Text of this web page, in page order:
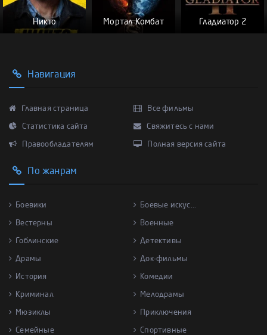
Никто Мортал Комбат Гладиатор 2
Навигация
Главная страница Все фильмы
Статистика сайта Свяжитесь с нами
Правообладателям Полная версия сайта
По жанрам
Боевики Боевые искус...
Вестерны Военные
Гоблинские Детективы
Драмы Док-фильмы
История Комедии
Криминал Мелодрамы
Мюзиклы Приключения
Семейные Спортивные